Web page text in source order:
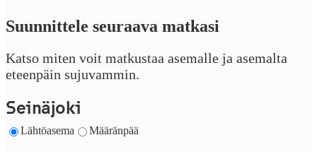
Suunnittele seuraava matkasi
Katso miten voit matkustaa asemalle ja asemalta
eteenpäin sujuvammin.
Seinäjoki
Lähtöasema Määränpää